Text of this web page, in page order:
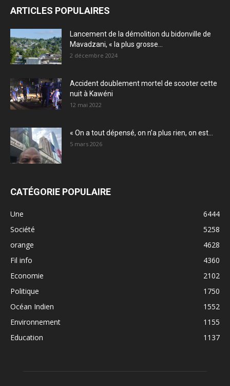
ARTICLES POPULAIRES
Lancement de la démolition du bidonville de
Mavadzani, « la plus grosse...
2 décembre 2024
Accident doublement mortel de scooter cette
nuit à Kawéni
12 mai 2022
« On a tout dépensé, on n’a plus rien, on est...
5 mars 2026
CATÉGORIE POPULAIRE
Une
6444
Société
5258
orange
4628
Fil info
4360
Economie
2102
Politique
1750
Océan Indien
1552
Environnement
1155
Education
1137